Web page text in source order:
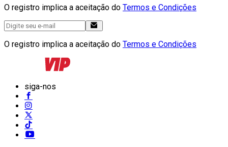
O registro implica a aceitação do Termos e Condições
O registro implica a aceitação do Termos e Condições
siga-nos